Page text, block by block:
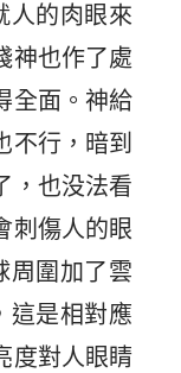
人的肉眼來
神也作了處
全面。神給
不行，暗到
，也没法看
刺傷人的眼
周圍加了雲
這是相對應
度對人眼睛